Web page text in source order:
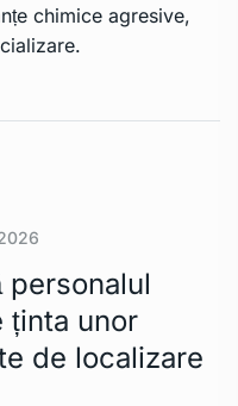
chimice agresive,
personalul
ținta unor
de localizare